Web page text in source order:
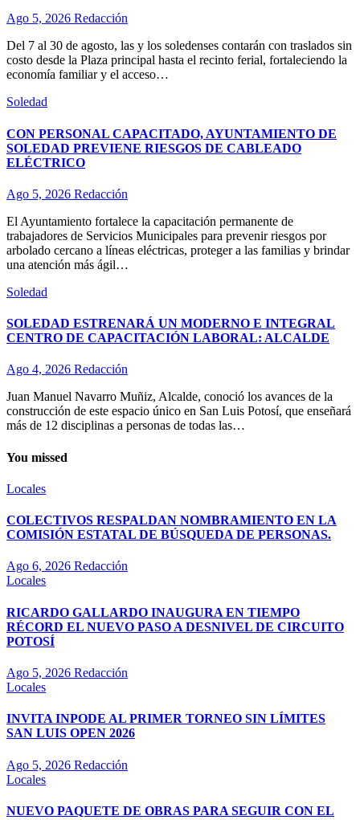
Ago 5, 2026 Redacción
Del 7 al 30 de agosto, las y los soledenses contarán con traslados sin
costo desde la Plaza principal hasta el recinto ferial, fortaleciendo la
economía familiar y el acceso…
Soledad
CON PERSONAL CAPACITADO, AYUNTAMIENTO DE
SOLEDAD PREVIENE RIESGOS DE CABLEADO
ELÉCTRICO
Ago 5, 2026 Redacción
El Ayuntamiento fortalece la capacitación permanente de
trabajadores de Servicios Municipales para prevenir riesgos por
arbolado cercano a líneas eléctricas, proteger a las familias y brindar
una atención más ágil…
Soledad
SOLEDAD ESTRENARÁ UN MODERNO E INTEGRAL
CENTRO DE CAPACITACIÓN LABORAL: ALCALDE
Ago 4, 2026 Redacción
Juan Manuel Navarro Muñiz, Alcalde, conoció los avances de la
construcción de este espacio único en San Luis Potosí, que enseñará
más de 12 disciplinas a personas de todas las…
You missed
Locales
COLECTIVOS RESPALDAN NOMBRAMIENTO EN LA
COMISIÓN ESTATAL DE BÚSQUEDA DE PERSONAS.
Ago 6, 2026 Redacción
Locales
RICARDO GALLARDO INAUGURA EN TIEMPO
RÉCORD EL NUEVO PASO A DESNIVEL DE CIRCUITO
POTOSÍ
Ago 5, 2026 Redacción
Locales
INVITA INPODE AL PRIMER TORNEO SIN LÍMITES
SAN LUIS OPEN 2026
Ago 5, 2026 Redacción
Locales
NUEVO PAQUETE DE OBRAS PARA SEGUIR CON EL